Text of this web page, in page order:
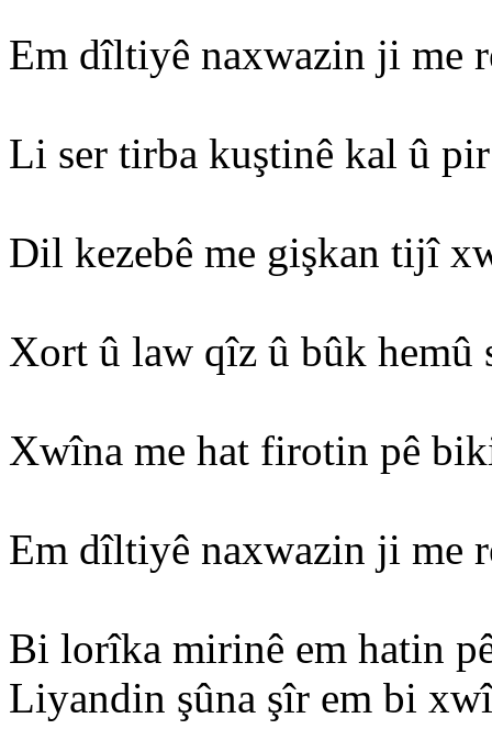
Em dîltiyê naxwazin ji me
Li ser tirba kuştinê kal û
Dil kezebê me gişkan tijî
Xort û law qîz û bûk hemû
Xwîna me hat firotin pê
Em dîltiyê naxwazin ji me
Bi lorîka mirinê em hatin
Liyandin şûna şîr em bi